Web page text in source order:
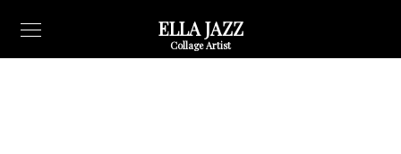
ELLA JAZZ
Collage Artist